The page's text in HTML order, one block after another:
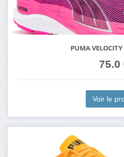
PUMA
75.0
Voir le